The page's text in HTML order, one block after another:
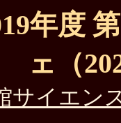
年度
ェ（
サイエン